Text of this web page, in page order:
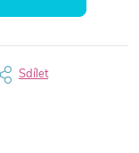
Sdílet